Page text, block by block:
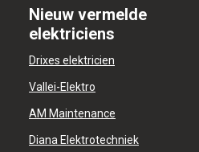
Nieuw vermelde
elektriciens
Drixes elektricien
Vallei-Elektro
AM Maintenance
Diana Elektrotechniek